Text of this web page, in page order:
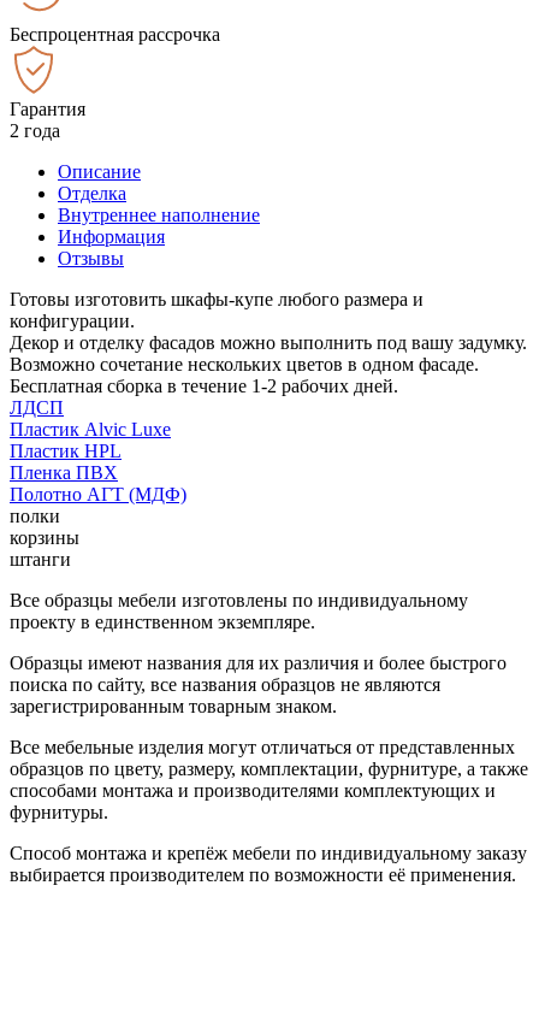
Беспроцентная рассрочка
Гарантия
2 года
Описание
Отделка
Внутреннее наполнение
Информация
Отзывы
Готовы изготовить шкафы-купе любого размера и
конфигурации.
Декор и отделку фасадов можно выполнить под вашу задумку.
Возможно сочетание нескольких цветов в одном фасаде.
Бесплатная сборка в течение 1-2 рабочих дней.
ЛДСП
Пластик Alvic Luxe
Пластик HPL
Пленка ПВХ
Полотно АГТ (МДФ)
полки
корзины
штанги
Все образцы мебели изготовлены по индивидуальному
проекту в единственном экземпляре.
Образцы имеют названия для их различия и более быстрого
поиска по сайту, все названия образцов не являются
зарегистрированным товарным знаком.
Все мебельные изделия могут отличаться от представленных
образцов по цвету, размеру, комплектации, фурнитуре, а также
способами монтажа и производителями комплектующих и
фурнитуры.
Способ монтажа и крепёж мебели по индивидуальному заказу
выбирается производителем по возможности её применения.